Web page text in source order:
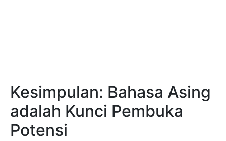
kanvas yang lebih luas dan warna cat yang lebih
banyak untuk melukis masa depan mereka. Setiap
kata baru yang Ayah Bunda ajarkan adalah benih
imajinasi yang ditanam di otak mereka. Dengan
bermain peran, bercerita, dan bereksperimen, kita